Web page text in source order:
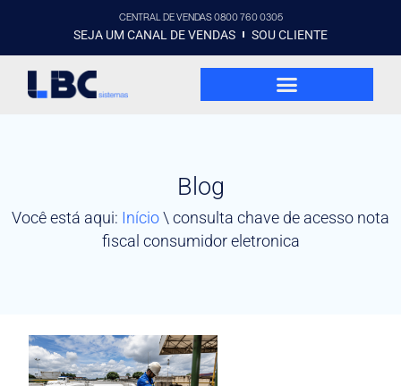
CENTRAL DE VENDAS 0800 760 0305
SEJA UM CANAL DE VENDAS SOU CLIENTE
Blog
Você está aqui: Início\ consulta chave de acesso nota
fiscal consumidor eletronica